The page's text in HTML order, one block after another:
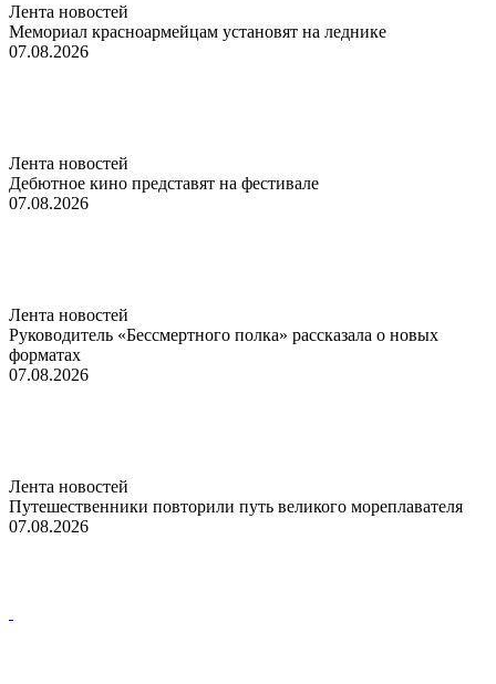
Лента новостей
Мемориал красноармейцам установят на леднике
07.08.2026
Лента новостей
Дебютное кино представят на фестивале
07.08.2026
Лента новостей
Руководитель «Бессмертного полка» рассказала о новых
форматах
07.08.2026
Лента новостей
Путешественники повторили путь великого мореплавателя
07.08.2026